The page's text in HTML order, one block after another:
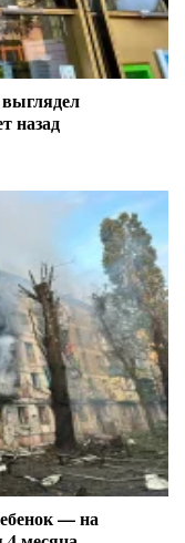
назад
— на